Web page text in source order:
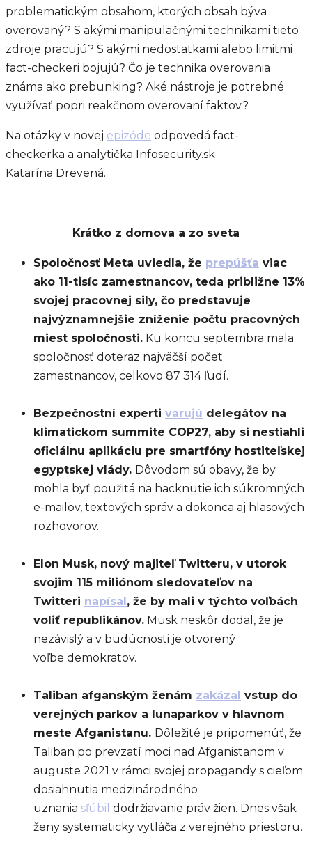
problematickým obsahom, ktorých obsah býva
overovaný? S akými manipulačnými technikami tieto
zdroje pracujú? S akými nedostatkami alebo limitmi
fact-checkeri bojujú? Čo je technika overovania
známa ako prebunking? Aké nástroje je potrebné
využívať popri reakčnom overovaní faktov?
Na otázky v novej epizóde odpovedá fact-
checkerka a analytička Infosecurity.sk
Katarína Drevená.
Krátko z domova a zo sveta
Spoločnosť Meta uviedla, že prepúšťa viac
ako 11-tisíc zamestnancov, teda približne 13%
svojej pracovnej sily, čo predstavuje
najvýznamnejšie zníženie počtu pracovných
miest spoločnosti. Ku koncu septembra mala
spoločnosť doteraz najväčší počet
zamestnancov, celkovo 87 314 ľudí.
Bezpečnostní experti varujú delegátov na
klimatickom summite COP27, aby si nestiahli
oficiálnu aplikáciu pre smartfóny hostiteľskej
egyptskej vlády. Dôvodom sú obavy, že by
mohla byť použitá na hacknutie ich súkromných
e-mailov, textových správ a dokonca aj hlasových
rozhovorov.
Elon Musk, nový majiteľ Twitteru, v utorok
svojim 115 miliónom sledovateľov na
Twitteri napísal, že by mali v týchto voľbách
voliť republikánov. Musk neskôr dodal, že je
nezávislý a v budúcnosti je otvorený
voľbe demokratov.
Taliban afganským ženám zakázal vstup do
verejných parkov a lunaparkov v hlavnom
meste Afganistanu. Dôležité je pripomenúť, že
Taliban po prevzatí moci nad Afganistanom v
auguste 2021 v rámci svojej propagandy s cieľom
dosiahnutia medzinárodného
uznania sľúbil dodržiavanie práv žien. Dnes však
ženy systematicky vytláča z verejného priestoru.